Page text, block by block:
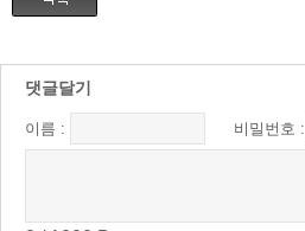
댓글달기
이름 : 비밀번호 :